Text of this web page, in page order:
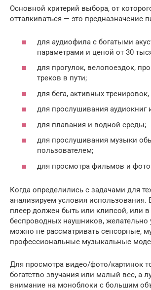
Основной критерий выбора, от
отталкиваться — это предназначение
для аудиофила с богатыми
параметрами и ценой от 30
для прогулок, велопоездок,
треков в пути;
для бега, активных
для прослушивания аудиокниг
для плавания и водной среды;
для прослушивания музыки
пользователем;
для просмотра фильмов и
Когда определились с задачами для
анализируем условия использования.
плеер должен быть или клипсой, или
беспроводных наушников, желательно
можно не рассматривать сенсорные,
профессиональные музыкальные
Для просмотра видео/фото/картинок
богатство звучания или малый вес, а
внимание на моноблоки с большим